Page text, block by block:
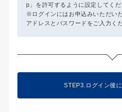
p」を許可するように設定してくだ
※ログインにはお申込みいただい
アドレスとパスワードをご入力く
STEP3.ログイン後